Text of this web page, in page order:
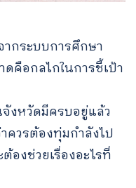
กระบบการศึกษา
คือกลไกในการชี้เป้า
จังหวัดมีครบอยู่แล้ว
ควรต้องทุ่มกําลังไป
องช่วยเรื่องอะไรที่